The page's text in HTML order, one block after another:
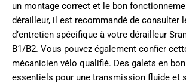
un montage correct et le bon
dérailleur, il est recommandé de consulter
d’entretien spécifique à votre dérailleur
B1/B2. Vous pouvez également confier
mécanicien vélo qualifié. Des galets en
essentiels pour une transmission fluide et